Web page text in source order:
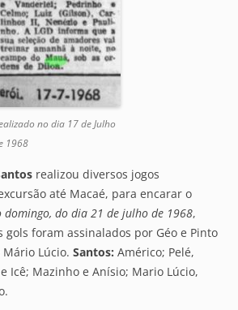
no dia 17 de Julho
1968
realizou diversos jogos
até Macaé, para encarar o
domingo, do dia 21 de julho de 1968,
gols foram assinalados por Géo e Pinto
Mário Lúcio. Santos: Américo; Pelé,
Icê; Mazinho e Anísio; Mario Lúcio,